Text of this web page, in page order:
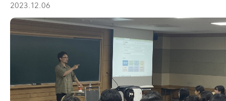
2023.12.06